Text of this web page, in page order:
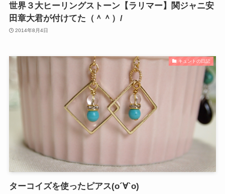
世界３大ヒーリングストーン【ラリマー】関ジャニ安
田章大君が付けてた（＾＾）/
2014年8月4日
キュントの日記
ターコイズを使ったピアス(о´∀`о)